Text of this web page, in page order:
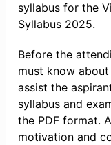
syllabus for the
Syllabus 2025.
Before the
must know
assist the
syllabus and
the PDF format.
motivation and